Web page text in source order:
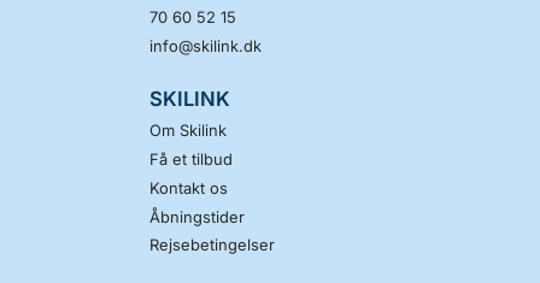
70 60 52 15
info@skilink.dk
SKILINK
Om Skilink
Få et tilbud
Kontakt os
Åbningstider
Rejsebetingelser